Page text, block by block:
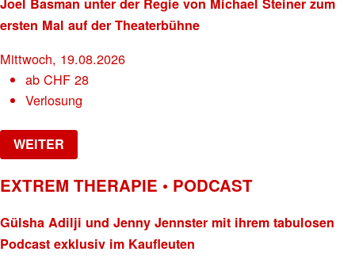
ersten Mal auf der Theaterbühne
Mittwoch, 19.08.2026
abCHF 28
Verlosung
WEITER
EXTREM THERAPIE • PODCAST
Gülsha Adilji und Jenny Jennster mit ihrem tabulosen
Podcast exklusiv im Kaufleuten